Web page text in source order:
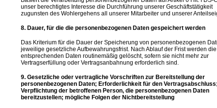
unser berechtigtes Interesse die Durchführung unserer Geschäftstätigkeit
zugunsten des Wohlergehens all unserer Mitarbeiter und unserer
8. Dauer, für die die personenbezogenen Daten gespeichert werden
Das Kriterium für die Dauer der Speicherung von personenbezogenen
jeweilige gesetzliche Aufbewahrungsfrist. Nach Ablauf der Frist werden die
entsprechenden Daten routinemäßig gelöscht, sofern sie nicht mehr zur
Vertragserfüllung oder Vertragsanbahnung erforderlich sind.
9. Gesetzliche oder vertragliche Vorschriften zur Bereitstellung der
personenbezogenen Daten; Erforderlichkeit für den
Verpflichtung der betroffenen Person, die personenbezogenen Daten
bereitzustellen; mögliche Folgen der Nichtbereitstellung